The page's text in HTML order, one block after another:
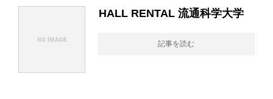
HALL RENTAL 流通科学大学
記事を読む